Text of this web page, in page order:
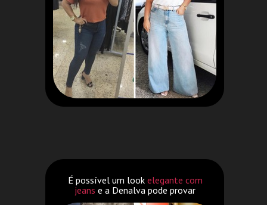
É possível um look elegante com
jeans e a Denalva pode provar